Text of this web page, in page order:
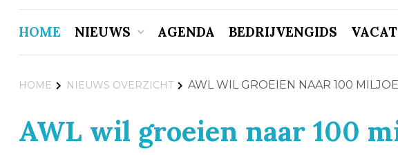
HOME NIEUWS AGENDA BEDRIJVENGIDS
HOME NIEUWS OVERZICHT AWL WIL GROEIEN NAAR 100
AWL wil groeien naar 100